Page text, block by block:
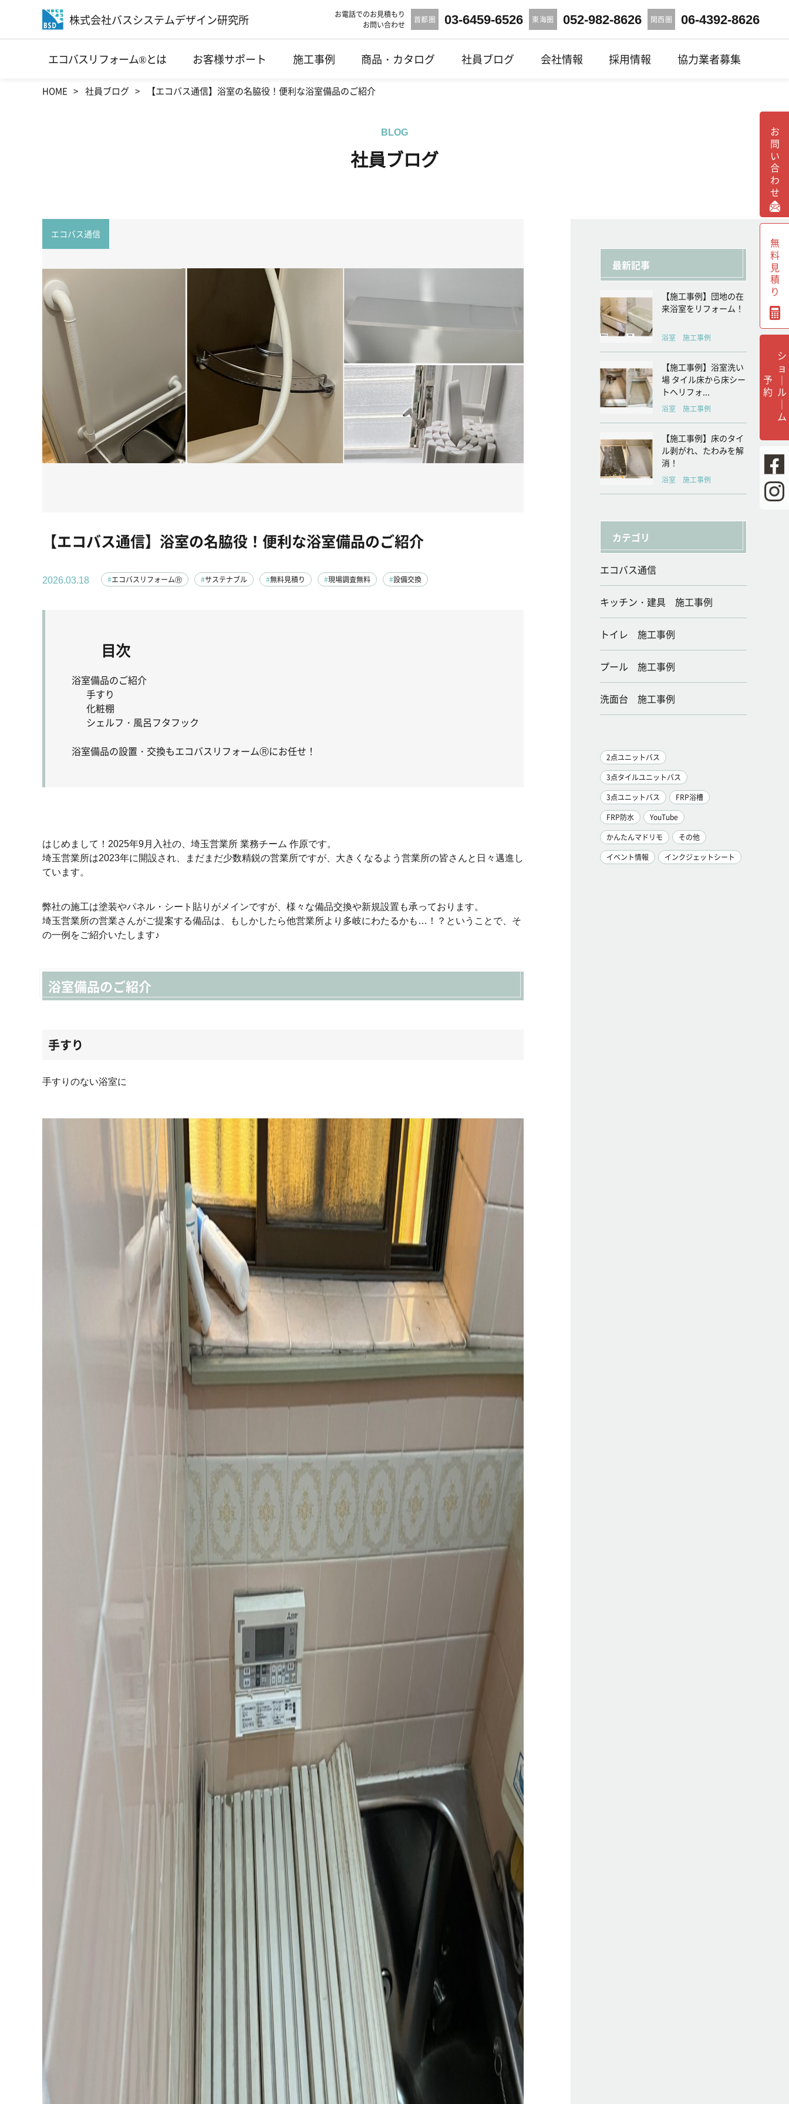
株式会社バスシステムデザイン研究所
エコバスリフォーム®とは お客様サポート 施工事例 商品・カタログ 社員ブログ 会社情報 採用情報 協力業者募集
お電話でのお見積もり
お問い合わせ
首都圏 03-6459-6526 東海圏 052-982-8626 関西圏 06-4392-8626
HOME 社員ブログ 【エコバス通信】浴室の名脇役！便利な浴室備品のご紹介
BLOG
社員ブログ
エコバス通信
【エコバス通信】浴室の名脇役！便利な浴室備品のご紹介
2026.03.18 エコバスリフォームⓇ サステナブル 無料見積り 現場調査無料 設備交換
目次
浴室備品のご紹介
手すり
化粧棚
シェルフ・風呂フタフック
浴室備品の設置・交換もエコバスリフォームⓇにお任せ！
はじめまして！2025年9月入社の、埼玉営業所 業務チーム 作原です。
埼玉営業所は2023年に開設され、まだまだ少数精鋭の営業所ですが、大きくなるよう営業所の皆さんと日々邁進し
ています。
弊社の施工は塗装やパネル・シート貼りがメインですが、様々な備品交換や新規設置も承っております。
埼玉営業所の営業さんがご提案する備品は、もしかしたら他営業所より多岐にわたるかも…！？ということで、そ
の一例をご紹介いたします♪
浴室備品のご紹介
手すり
手すりのない浴室に
最新記事
【施工事例】団地の在
来浴室をリフォーム！
浴室 施工事例
【施工事例】浴室洗い
場 タイル床から床シー
トへリフォ...
浴室 施工事例
【施工事例】床のタイ
ル剥がれ、たわみを解
消！
浴室 施工事例
カテゴリ
エコバス通信
キッチン・建具 施工事例
トイレ 施工事例
プール 施工事例
洗面台 施工事例
2点ユニットバス
3点タイルユニットバス
3点ユニットバス
FRP浴槽
FRP防水
YouTube
かんたんマドリモ
その他
イベント情報
インクジェットシート
お問い合わせ
無料見積り
シ
ョ
｜ ル
｜
ム
予
約